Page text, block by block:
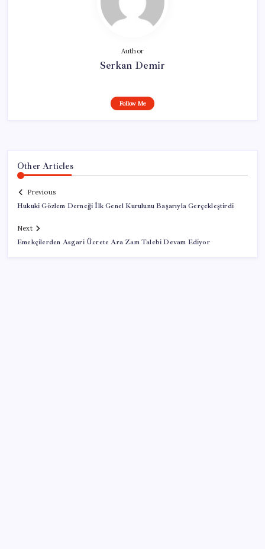
Author
Serkan Demir
Follow Me
Other Articles
Previous
Hukuki Gözlem Derneği İlk Genel Kurulunu Başarıyla Gerçekleştirdi
Next
Emekçilerden Asgari Ücrete Ara Zam Talebi Devam Ediyor